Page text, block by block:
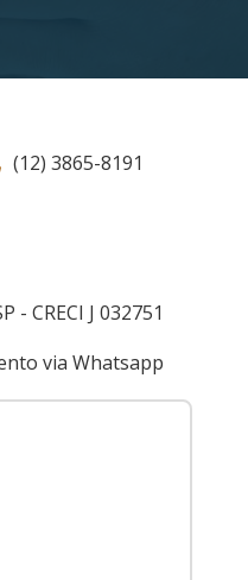
(12) 3865-8191
CRECI J 032751
via Whatsapp